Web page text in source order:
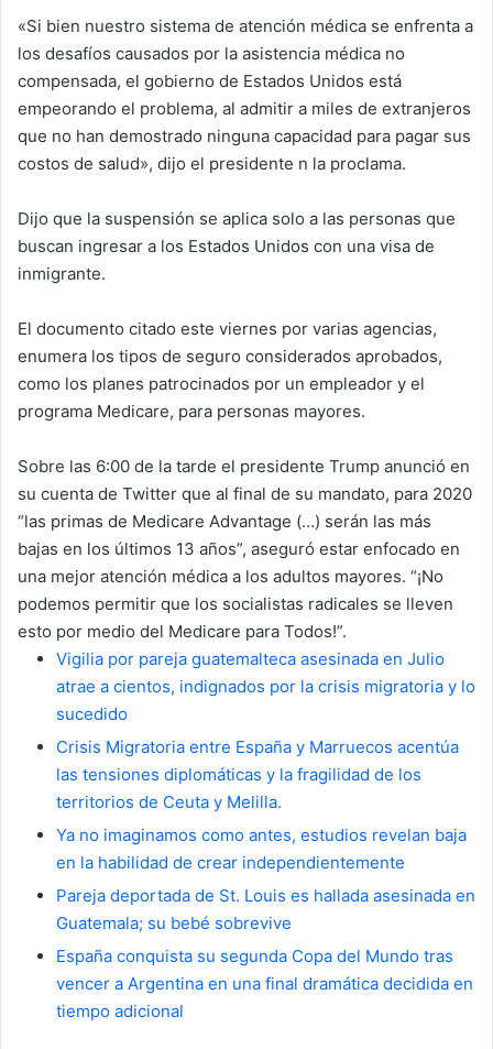
«Si bien nuestro sistema de atención médica se enfrenta a
los desafíos causados por la asistencia médica no
compensada, el gobierno de Estados Unidos está
empeorando el problema, al admitir a miles de extranjeros
que no han demostrado ninguna capacidad para pagar sus
costos de salud», dijo el presidente n la proclama.
Dijo que la suspensión se aplica solo a las personas que
buscan ingresar a los Estados Unidos con una visa de
inmigrante.
El documento citado este viernes por varias agencias,
enumera los tipos de seguro considerados aprobados,
como los planes patrocinados por un empleador y el
programa Medicare, para personas mayores.
Sobre las 6:00 de la tarde el presidente Trump anunció en
su cuenta de Twitter que al final de su mandato, para 2020
“las primas de Medicare Advantage (…) serán las más
bajas en los últimos 13 años”, aseguró estar enfocado en
una mejor atención médica a los adultos mayores. “¡No
podemos permitir que los socialistas radicales se lleven
esto por medio del Medicare para Todos!”.
Vigilia por pareja guatemalteca asesinada en Julio
atrae a cientos, indignados por la crisis migratoria y lo
sucedido
Crisis Migratoria entre España y Marruecos acentúa
las tensiones diplomáticas y la fragilidad de los
territorios de Ceuta y Melilla.
Ya no imaginamos como antes, estudios revelan baja
en la habilidad de crear independientemente
Pareja deportada de St. Louis es hallada asesinada en
Guatemala; su bebé sobrevive
España conquista su segunda Copa del Mundo tras
vencer a Argentina en una final dramática decidida en
tiempo adicional